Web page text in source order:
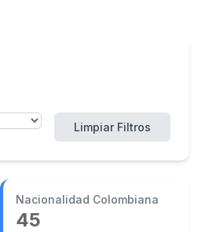
Limpiar Filtros
Nacionalidad Colombiana
45